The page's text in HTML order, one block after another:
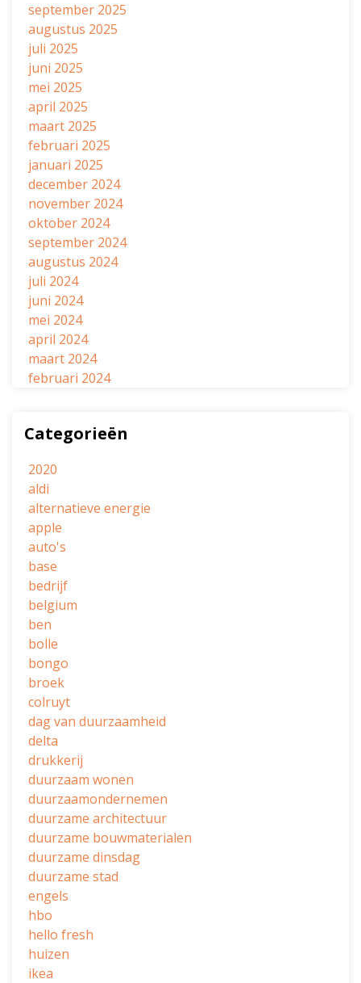
september 2025
augustus 2025
juli 2025
juni 2025
mei 2025
april 2025
maart 2025
februari 2025
januari 2025
december 2024
november 2024
oktober 2024
september 2024
augustus 2024
juli 2024
juni 2024
mei 2024
april 2024
maart 2024
februari 2024
Categorieën
2020
aldi
alternatieve energie
apple
auto's
base
bedrijf
belgium
ben
bolle
bongo
broek
colruyt
dag van duurzaamheid
delta
drukkerij
duurzaam wonen
duurzaamondernemen
duurzame architectuur
duurzame bouwmaterialen
duurzame dinsdag
duurzame stad
engels
hbo
hello fresh
huizen
ikea